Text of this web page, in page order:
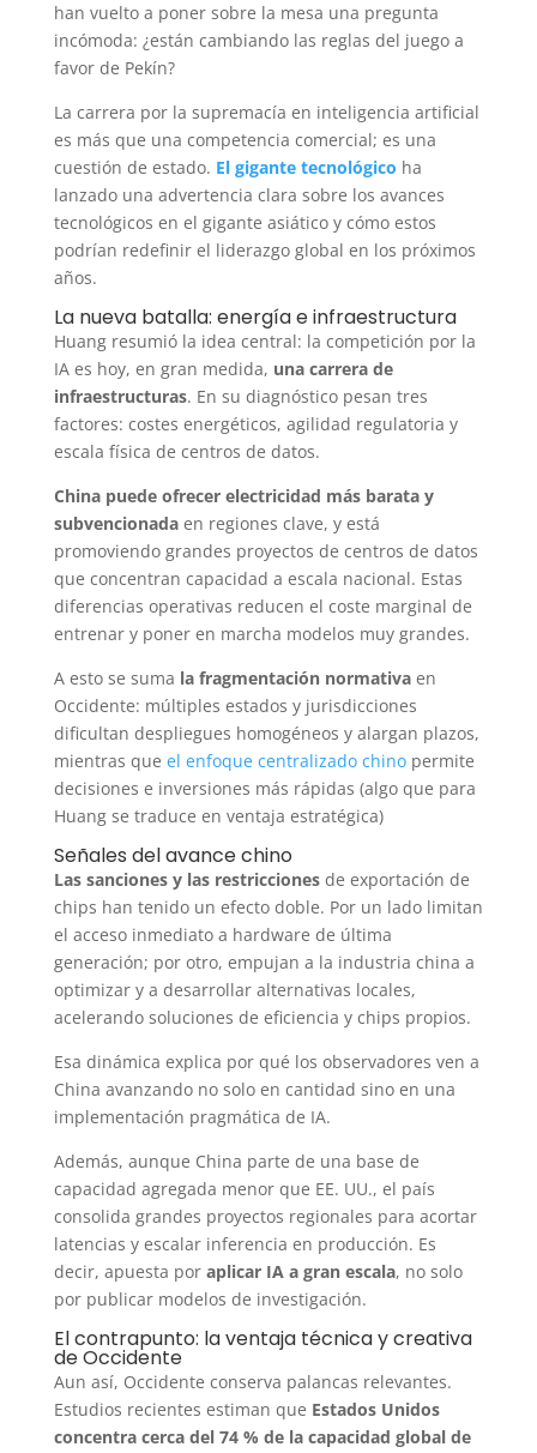
han vuelto a poner sobre la mesa una pregunta
incómoda: ¿están cambiando las reglas del juego a
favor de Pekín?
La carrera por la supremacía en inteligencia artificial
es más que una competencia comercial; es una
cuestión de estado. El gigante tecnológico ha
lanzado una advertencia clara sobre los avances
tecnológicos en el gigante asiático y cómo estos
podrían redefinir el liderazgo global en los próximos
años.
La nueva batalla: energía e infraestructura
Huang resumió la idea central: la competición por la
IA es hoy, en gran medida, una carrera de
infraestructuras. En su diagnóstico pesan tres
factores: costes energéticos, agilidad regulatoria y
escala física de centros de datos.
China puede ofrecer electricidad más barata y
subvencionadaen regiones clave, y está
promoviendo grandes proyectos de centros de datos
que concentran capacidad a escala nacional. Estas
diferencias operativas reducen el coste marginal de
entrenar y poner en marcha modelos muy grandes.
A esto se suma la fragmentación normativaen
Occidente: múltiples estados y jurisdicciones
dificultan despliegues homogéneos y alargan plazos,
mientras que el enfoque centralizado chinopermite
decisiones e inversiones más rápidas (algo que para
Huang se traduce en ventaja estratégica)
Señales del avance chino
Las sanciones y las restricciones de exportación de
chips han tenido un efecto doble. Por un lado limitan
el acceso inmediato a hardware de última
generación; por otro, empujan a la industria china a
optimizar y a desarrollar alternativas locales,
acelerando soluciones de eficiencia y chips propios.
Esa dinámica explica por qué los observadores ven a
China avanzando no solo en cantidad sino en una
implementación pragmática de IA.
Además, aunque China parte de una base de
capacidad agregada menor que EE. UU., el país
consolida grandes proyectos regionales para acortar
latencias y escalar inferencia en producción. Es
decir, apuesta poraplicar IA a gran escala, no solo
por publicar modelos de investigación.
El contrapunto: la ventaja técnica y creativa
de Occidente
Aun así, Occidente conserva palancas relevantes.
Estudios recientes estiman que Estados Unidos
concentra cerca del 74 % de la capacidad global de